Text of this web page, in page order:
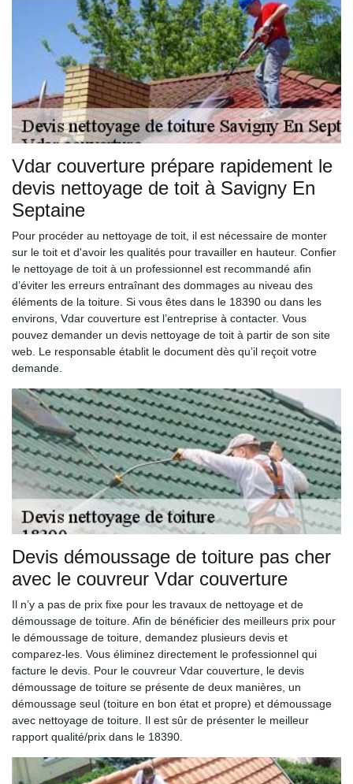
Vdar couverture prépare rapidement le
devis nettoyage de toit à Savigny En
Septaine
Pour procéder au nettoyage de toit, il est nécessaire de monter
sur le toit et d'avoir les qualités pour travailler en hauteur. Confier
le nettoyage de toit à un professionnel est recommandé afin
d’éviter les erreurs entraînant des dommages au niveau des
éléments de la toiture. Si vous êtes dans le 18390 ou dans les
environs, Vdar couverture est l’entreprise à contacter. Vous
pouvez demander un devis nettoyage de toit à partir de son site
web. Le responsable établit le document dès qu’il reçoit votre
demande.
Devis démoussage de toiture pas cher
avec le couvreur Vdar couverture
Il n’y a pas de prix fixe pour les travaux de nettoyage et de
démoussage de toiture. Afin de bénéficier des meilleurs prix pour
le démoussage de toiture, demandez plusieurs devis et
comparez-les. Vous éliminez directement le professionnel qui
facture le devis. Pour le couvreur Vdar couverture, le devis
démoussage de toiture se présente de deux manières, un
démoussage seul (toiture en bon état et propre) et démoussage
avec nettoyage de toiture. Il est sûr de présenter le meilleur
rapport qualité/prix dans le 18390.